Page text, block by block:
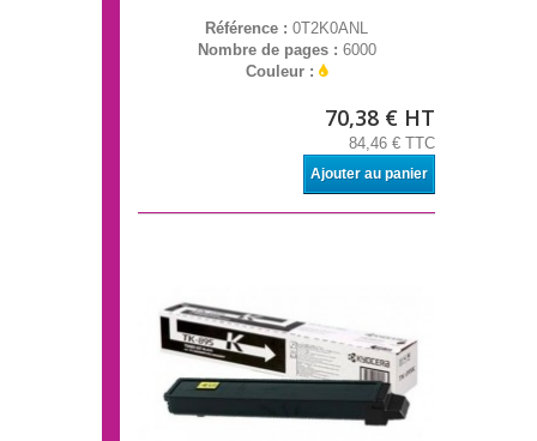
Référence : 0T2K0ANL
Nombre de pages : 6000
Couleur :
70,38 € HT
84,46 € TTC
Ajouter au panier